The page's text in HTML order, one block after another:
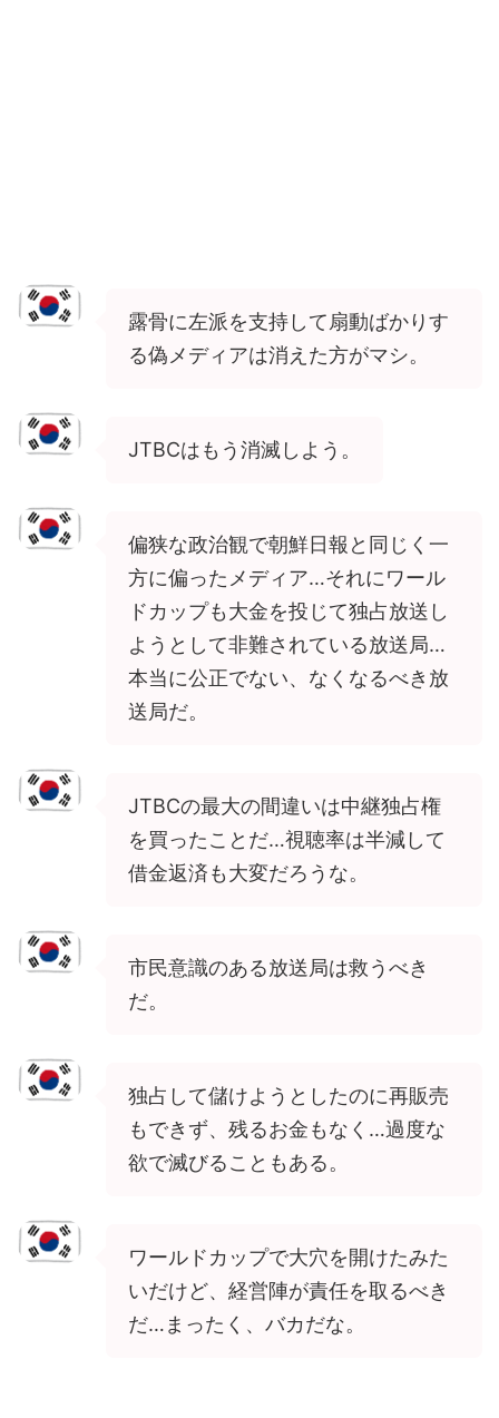
露骨に左派を支持して扇動ばかりす
る偽メディアは消えた方がマシ。
JTBCはもう消滅しよう。
偏狭な政治観で朝鮮日報と同じく一
方に偏ったメディア…それにワール
ドカップも大金を投じて独占放送し
ようとして非難されている放送局…
本当に公正でない、なくなるべき放
送局だ。
JTBCの最大の間違いは中継独占権
を買ったことだ…視聴率は半減して
借金返済も大変だろうな。
市民意識のある放送局は救うべき
だ。
独占して儲けようとしたのに再販売
もできず、残るお金もなく…過度な
欲で滅びることもある。
ワールドカップで大穴を開けたみた
いだけど、経営陣が責任を取るべき
だ…まったく、バカだな。